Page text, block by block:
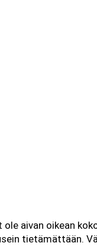
ole aivan oikean
tietämättään.